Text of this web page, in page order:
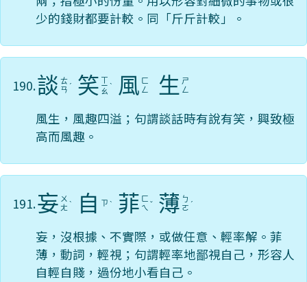
少的錢財都要計較。同「斤斤計較」。
190.談 ㄊ
ㄢ ˊ 笑 ㄧ
ㄠ
ˋ 風 ㄈ
ㄥ
生 ㄕ
ㄥ
風生，風趣四溢；句謂談話時有說有笑，興致極
高而風趣。
191.妄 ㄨ
ㄤ ˋ 自 ㄗ ˋ 菲 ㄈ
ㄟ ˇ 薄 ㄅ
ㄛ ˊ
妄，沒根據、不實際，或做任意、輕率解。菲
薄，動詞，輕視；句謂輕率地鄙視自己，形容人
自輕自賤，過份地小看自己。